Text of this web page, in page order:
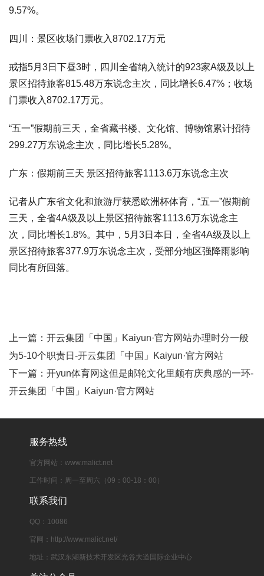
9.57%。
四川：景区收场门票收入8702.17万元
戒指5月3日下昼3时，四川全省纳入统计的923家A级及以上
景区招待旅客815.48万东说念主次，同比增长6.47%；收场
门票收入8702.17万元。
“五一”假期前三天，全省藏书楼、文化馆、博物馆累计招待
299.27万东说念主次，同比增长5.28%。
广东：假期前三天 景区招待旅客1113.6万东说念主次
记者从广东省文化和旅游厅获悉欧洲杯体育，“五一”假期前
三天，全省4A级及以上景区招待旅客1113.6万东说念主
次，同比增长1.8%。其中，5月3日本日，全省4A级及以上
景区招待旅客377.9万东说念主次，受部分地区强降雨影响
同比有所回落。
上一篇： 开云集团「中国」Kaiyun·官方网站办理时分一般
为5-10个职责日-开云集团「中国」Kaiyun·官方网站
下一篇： 开yun体育网这但是邮轮文化里颇有庆典感的一环-
开云集团「中国」Kaiyun·官方网站
服务热线
官方网站：www.malict.net
工作时间：周一至周六（09：00-18：00）
联系我们
QQ：10086
官网：http://www.malict.net/
地址：武汉东湖新技术开发区光谷大道国际企业中心